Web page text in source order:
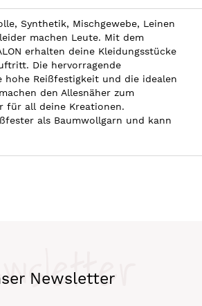
Synthetik, Mischgewebe, Leinen
machen Leute. Mit dem
erhalten deine Kleidungsstücke
Die hervorragende
hohe Reißfestigkeit und die idealen
den Allesnäher zum
für all deine Kreationen.
als Baumwollgarn und kann
Newsletter